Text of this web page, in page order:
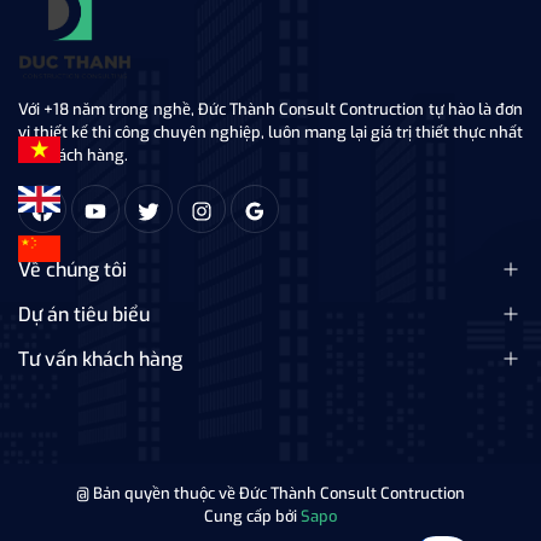
Với +18 năm trong nghề, Đức Thành Consult Contruction tự hào là đơn
vị thiết kế thi công chuyên nghiệp, luôn mang lại giá trị thiết thực nhất
tới khách hàng.
Về chúng tôi
Dự án tiêu biểu
Tư vấn khách hàng
@ Bản quyền thuộc về Đức Thành Consult Contruction
Cung cấp bởiSapo